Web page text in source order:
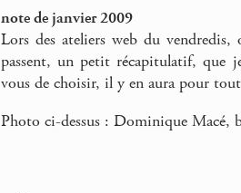
note de janvier 2009
Lors des ateliers web du
passent, un petit récapitulatif, que
vous de choisir, il y en aura pour
Photo ci-dessus : Dominique Macé,